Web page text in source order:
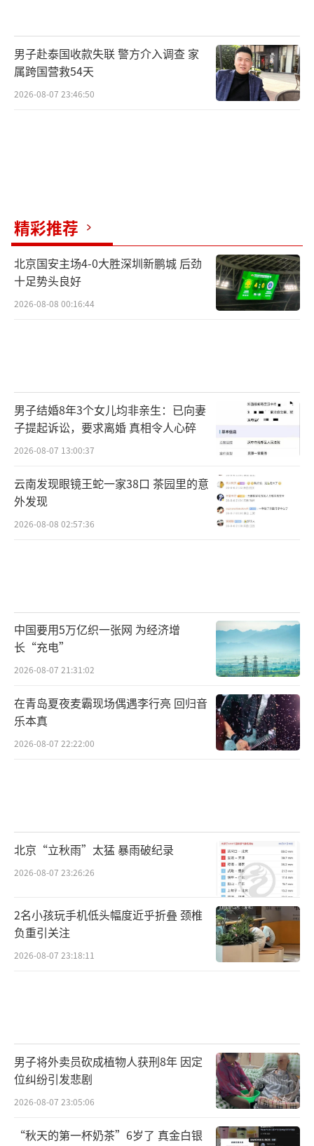
男子赴泰国收款失联 警方介入调查 家
属跨国营救54天
2026-08-07 23:46:50
精彩推荐
北京国安主场4-0大胜深圳新鹏城 后劲
十足势头良好
2026-08-08 00:16:44
男子结婚8年3个女儿均非亲生：已向妻
子提起诉讼，要求离婚 真相令人心碎
2026-08-07 13:00:37
云南发现眼镜王蛇一家38口 茶园里的意
外发现
2026-08-08 02:57:36
中国要用5万亿织一张网 为经济增
长“充电”
2026-08-07 21:31:02
在青岛夏夜麦霸现场偶遇李行亮 回归音
乐本真
2026-08-07 22:22:00
北京“立秋雨”太猛 暴雨破纪录
2026-08-07 23:26:26
2名小孩玩手机低头幅度近乎折叠 颈椎
负重引关注
2026-08-07 23:18:11
男子将外卖员砍成植物人获刑8年 因定
位纠纷引发悲剧
2026-08-07 23:05:06
“秋天的第一杯奶茶”6岁了 真金白银